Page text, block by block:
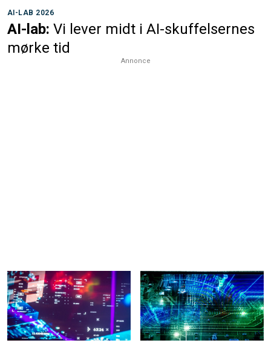
AI-LAB 2026
AI-lab: Vi lever midt i AI-skuffelsernes
mørke tid
Annonce